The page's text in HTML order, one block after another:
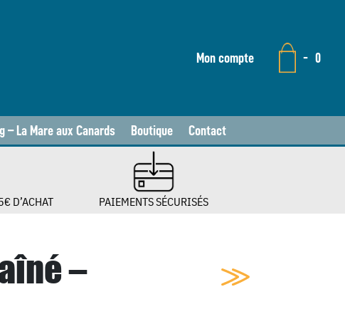
Mon compte - 0
– La Mare aux Canards Boutique Contact
D’ACHAT PAIEMENTS SÉCURISÉS
–